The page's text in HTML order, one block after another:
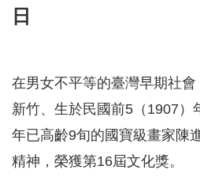
日
在男女不平等的臺灣早期社
新竹、生於民國前5（1907）
年已高齡9旬的國寶級畫家陳
精神，榮獲第16屆文化獎。